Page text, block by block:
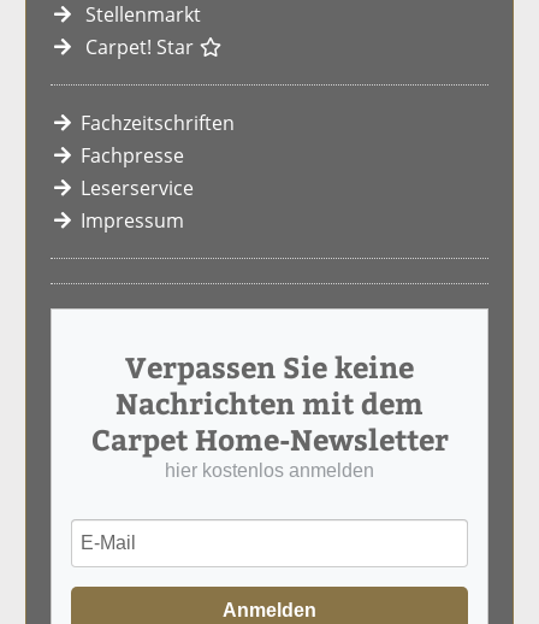
Stellenmarkt
Carpet! Star
Fachzeitschriften
Fachpresse
Leserservice
Impressum
Verpassen Sie keine
Nachrichten mit dem
Carpet Home-Newsletter
hier kostenlos anmelden
Anmelden